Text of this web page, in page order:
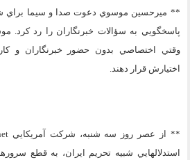
** ميرحسين موسوي دعوت صدا و سيما براي
پاسخگويي به سؤالات خبرنگاران را رد کرد.
وقتي اختصاصي بدون حضور خبرنگاران و
اختيارش قرار دهند.
** از عصر روز سه شنبه، شرکت آمريکايي
استدلالهايي شبيه تحريم ايران، به قطع